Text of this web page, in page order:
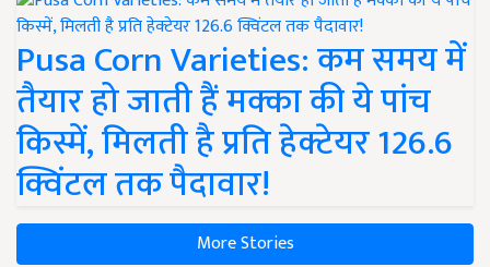
Pusa Corn Varieties: कम समय में
तैयार हो जाती हैं मक्का की ये पांच
किस्में, मिलती है प्रति हेक्टेयर 126.6
क्विंटल तक पैदावार!
More Stories